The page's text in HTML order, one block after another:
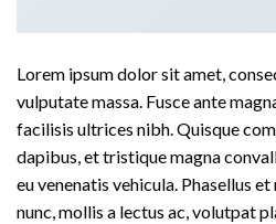
Lorem ipsum dolor sit amet,
vulputate massa. Fusce ante
facilisis ultrices nibh. Quisque
dapibus, et tristique magna
eu venenatis vehicula. Phasellus
nunc, mollis a lectus ac, volutpat